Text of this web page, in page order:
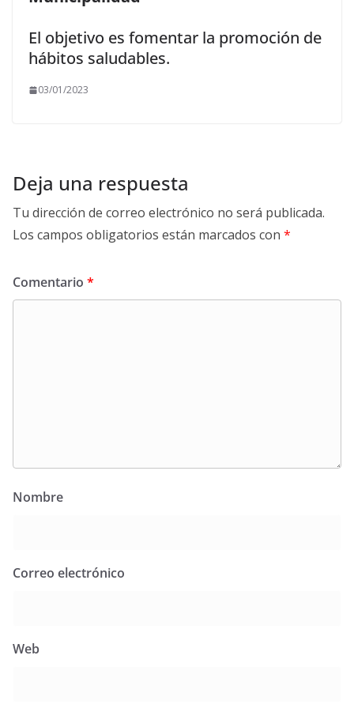
El objetivo es fomentar la promoción de
hábitos saludables.
03/01/2023
Deja una respuesta
Tu dirección de correo electrónico no será publicada.
Los campos obligatorios están marcados con *
Comentario *
Nombre
Correo electrónico
Web